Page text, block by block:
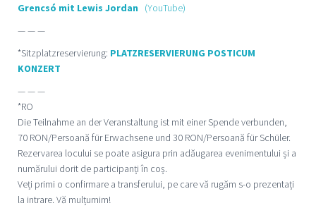
Grencsó mit Lewis Jordan
(YouTube)
— — —
*Sitzplatzreservierung: PLATZRESERVIERUNG POSTICUM
KONZERT
— — —
*RO
Die Teilnahme an der Veranstaltung ist mit einer Spende verbunden,
70 RON/Persoană für Erwachsene und 30 RON/Persoană für Schüler.
Rezervarea locului se poate asigura prin adăugarea evenimentului și a
numărului dorit de participanți în coș.
Veți primi o confirmare a transferului, pe care vă rugăm s-o prezentați
la intrare. Vă mulțumim!